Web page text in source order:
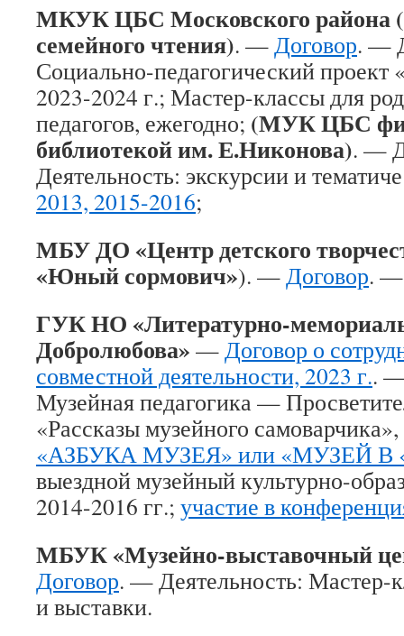
МКУК ЦБС Московского района
семейного чтения). —Договор. —
Социально-педагогический проект
2023-2024 г.; Мастер-классы для
педагогов, ежегодно; (МУК ЦБС
библиотекой им. Е.Никонова). —
Деятельность: экскурсии и
2013, 2015-2016;
МБУ ДО «Центр детского
«Юный сормович»). —Договор. —
ГУК НО «Литературно-
Добролюбова» —Договор о
совместной деятельности, 2023 г..
Музейная педагогика —
«Рассказы музейного
«АЗБУКА МУЗЕЯ» или «МУЗЕЙ
выездной музейный культурно-
2014-2016 гг.; участие в
МБУК «Музейно-выставочный
Договор. — Деятельность: Мастер-
и выставки.